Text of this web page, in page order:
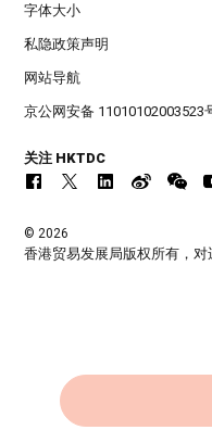
字体大小
私隐政策声明
网站导航
京公网安备 11010102003523
关注 HKTDC
© 2026
香港贸易发展局版权所有，对